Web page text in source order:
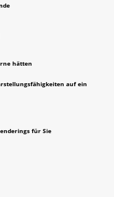
hätten
auf ein
für Sie